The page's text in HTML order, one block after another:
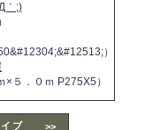
｀;)
）
×５．０ｍ P275X5）
ブ >>